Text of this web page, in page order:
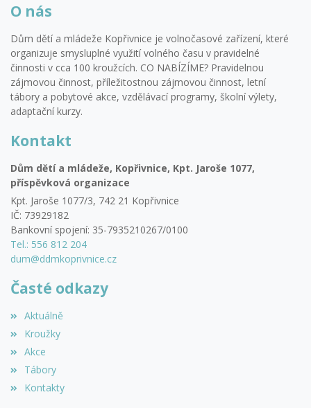
O nás
Dům dětí a mládeže Kopřivnice je volnočasové zařízení, které
organizuje smysluplné využití volného času v pravidelné
činnosti v cca 100 kroužcích. CO NABÍZÍME? Pravidelnou
zájmovou činnost, příležitostnou zájmovou činnost, letní
tábory a pobytové akce, vzdělávací programy, školní výlety,
adaptační kurzy.
Kontakt
Dům dětí a mládeže, Kopřivnice, Kpt. Jaroše 1077,
příspěvková organizace
Kpt. Jaroše 1077/3, 742 21 Kopřivnice
IČ: 73929182
Bankovní spojení: 35-7935210267/0100
Tel.: 556 812 204
dum@ddmkoprivnice.cz
Časté odkazy
Aktuálně
Kroužky
Akce
Tábory
Kontakty